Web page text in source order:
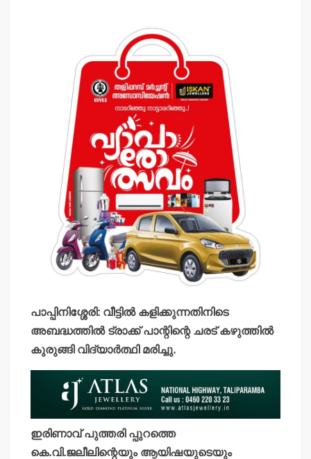
പാപ്പിനിശ്ശേരി: വീട്ടില്‍ കളിക്കുന്നതിനിടെ
അബദ്ധത്തില്‍ ട്രാക്ക് പാന്റിന്റെ ചരട് കഴുത്തില്‍
കുരുങ്ങി വിദ്യാര്‍ത്ഥി മരിച്ചു.
ഇരിണാവ് പുത്തരി പ്പുറത്തെ
കെ.വി.ജലീലിന്റെയും ആയിഷയുടെയും